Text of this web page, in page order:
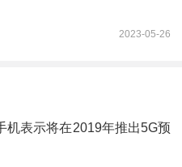
2023-05-26
机表示将在2019年推出5G预